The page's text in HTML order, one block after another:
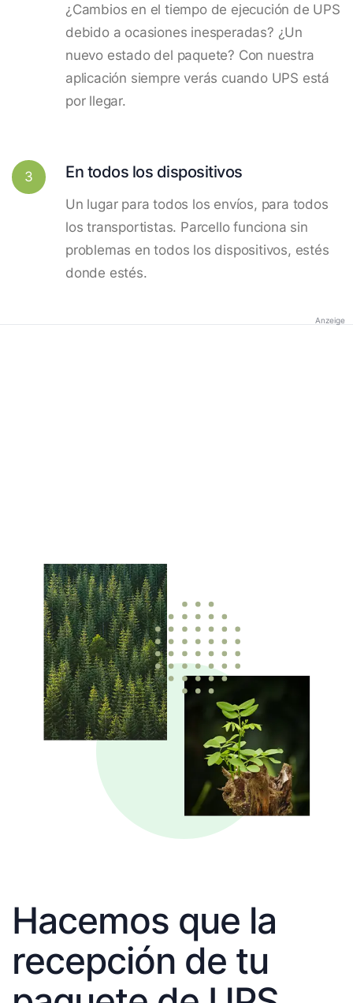
¿Cambios en el tiempo de ejecución de UPS
debido a ocasiones inesperadas? ¿Un
nuevo estado del paquete? Con nuestra
aplicación siempre verás cuando UPS está
por llegar.
3 En todos los dispositivos
Un lugar para todos los envíos, para todos
los transportistas. Parcello funciona sin
problemas en todos los dispositivos, estés
donde estés.
Anzeige
Hacemos que la
recepción de tu